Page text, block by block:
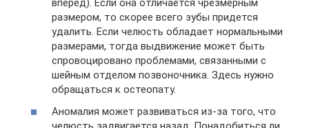
вперед). Если она отличается чрезмерным
размером, то скорее всего зубы придется
удалить. Если челюсть обладает нормальными
размерами, тогда выдвижение может быть
спровоцировано проблемами, связанными с
шейным отделом позвоночника. Здесь нужно
обращаться к остеопату.
Аномалия может развиваться из-за того, что